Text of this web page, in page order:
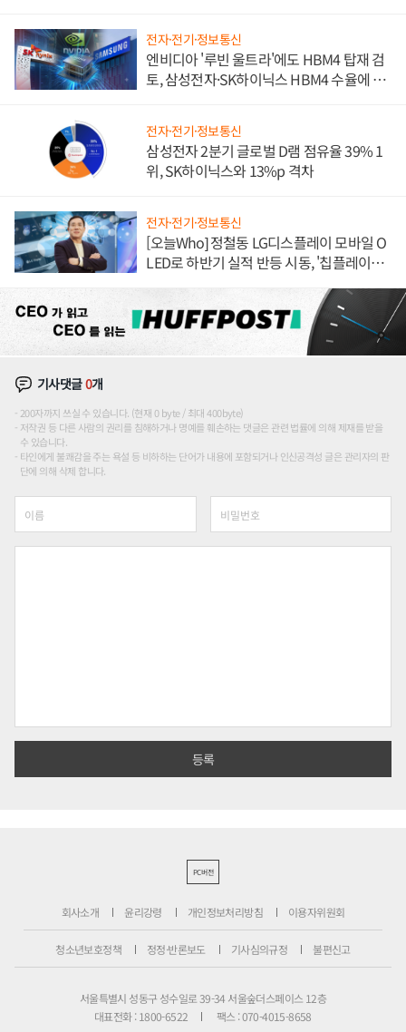
전자·전기·정보통신
엔비디아 '루빈 울트라'에도 HBM4 탑재 검
토, 삼성전자·SK하이닉스 HBM4 수율에 주
전자·전기·정보통신
삼성전자 2분기 글로벌 D램 점유율 39% 1
위, SK하이닉스와 13%p 격차
전자·전기·정보통신
[오늘Who] 정철동 LG디스플레이 모바일 O
LED로 하반기 실적 반등 시동, '칩플레이
기사댓글0개
200자까지 쓰실 수 있습니다. (현재 0 byte / 최대 400byte)
저작권 등 다른 사람의 권리를 침해하거나 명예를 훼손하는 댓글은 관련 법률에 의해 제재를 받을
수 있습니다.
타인에게 불쾌감을 주는 욕설 등 비하하는 단어가 내용에 포함되거나 인신공격성 글은 관리자의 판
단에 의해 삭제 합니다.
PC버전
회사소개 윤리강령 개인정보처리방침 이용자위원회
청소년보호정책 정정·반론보도 기사심의규정 불편신고
서울특별시 성동구 성수일로 39-34 서울숲더스페이스 12층
대표전화 : 1800-6522
팩스 : 070-4015-8658